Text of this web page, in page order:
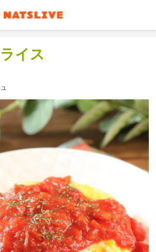
イス